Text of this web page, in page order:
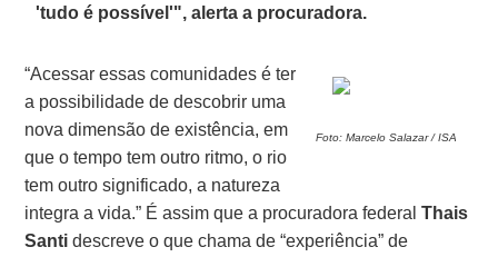
'tudo é possível'", alerta a procuradora.
Foto: Marcelo Salazar / ISA
“Acessar essas comunidades é ter
a possibilidade de descobrir uma
nova dimensão de existência, em
que o tempo tem outro ritmo, o rio
tem outro significado, a natureza
integra a vida.” É assim que a procuradora federalThais
Santi descreve o que chama de “experiência” de